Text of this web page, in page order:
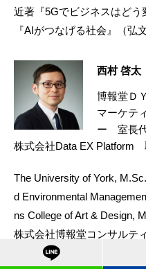
近著『5Gでビジネスはどう
『AIがつなげる社会』（弘
西村 啓太
博報堂Ｄ
マーケテ
ー 室長
株式会社Data EX Platform
The University of York,
d Environmental
ns College of Art & Design,
株式会社博報堂コンサルテ
業戦略に関するコンサルテ